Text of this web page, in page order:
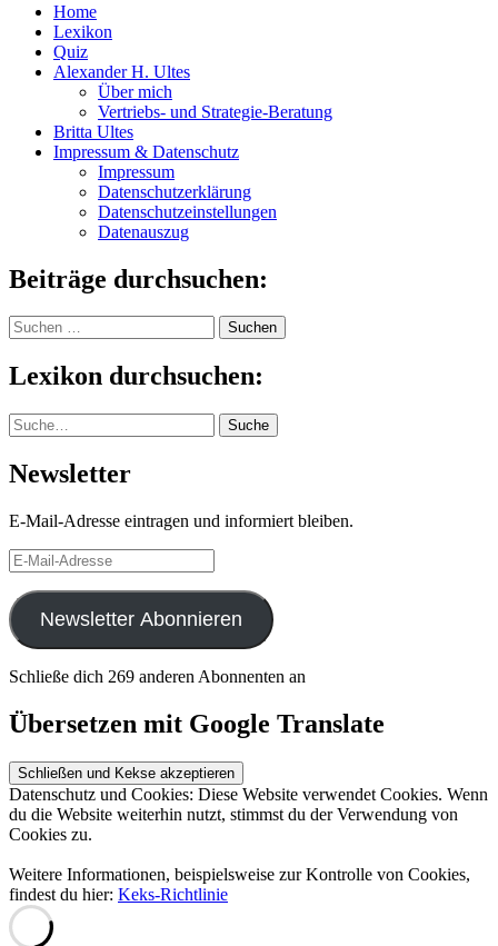
Home
Lexikon
Quiz
Alexander H. Ultes
Über mich
Vertriebs- und Strategie-Beratung
Britta Ultes
Impressum & Datenschutz
Impressum
Datenschutzerklärung
Datenschutzeinstellungen
Datenauszug
Beiträge durchsuchen:
Suchen
nach:
Lexikon durchsuchen:
Suche Suche
Newsletter
E-Mail-Adresse eintragen und informiert bleiben.
E-
Mail-
Adresse
Newsletter Abonnieren
Schließe dich 269 anderen Abonnenten an
Übersetzen mit Google Translate
Datenschutz und Cookies: Diese Website verwendet Cookies. Wenn
du die Website weiterhin nutzt, stimmst du der Verwendung von
Cookies zu.
Weitere Informationen, beispielsweise zur Kontrolle von Cookies,
findest du hier: Keks-Richtlinie